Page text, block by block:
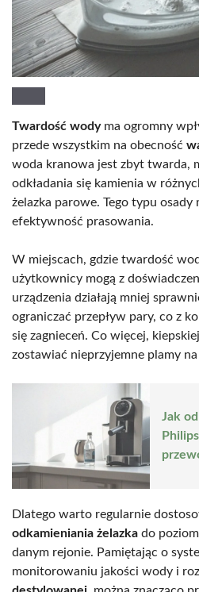
Twardość wodyma ogromny
przede wszystkim na obecność
woda kranowa jest zbyt twarda,
odkładania się kamienia w
żelazka parowe. Tego typu osady
efektywność prasowania.
W miejscach, gdzie twardość
użytkownicy mogą z
urządzenia działają mniej
ograniczać przepływ pary, co z
się zagnieceń. Co więcej,
zostawiać nieprzyjemne plamy
Jak
Dlatego warto regularnie
odkamieniania żelazka do
danym rejonie. Pamiętając o
monitorowaniu jakości wody i